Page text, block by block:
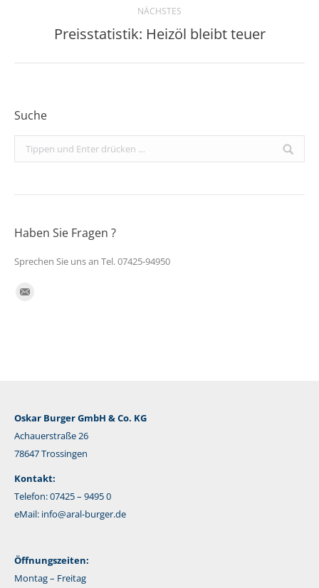
NÄCHSTES
Nächster
Preisstatistik: Heizöl bleibt teuer
Suche
Search:
Haben Sie Fragen ?
Sprechen Sie uns an Tel. 07425-94950
Finden Sie uns auf:
Oskar Burger GmbH & Co. KG
Achauerstraße 26
78647 Trossingen
Kontakt:
Telefon: 07425 – 9495 0
eMail: info@aral-burger.de
Öffnungszeiten:
Montag – Freitag